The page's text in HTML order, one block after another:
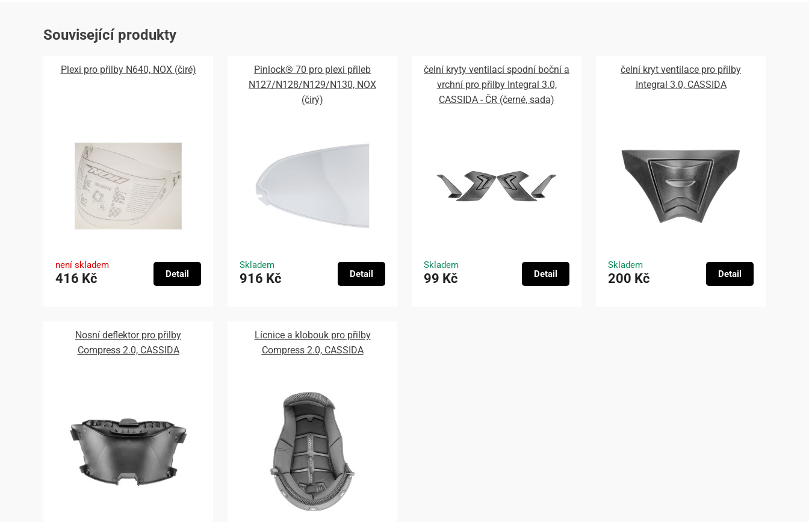
Související produkty
Plexi pro přilby N640, NOX (čiré)
není skladem
416 Kč Detail
Pinlock® 70 pro plexi přileb
N127/N128/N129/N130, NOX
(čirý)
Skladem
916 Kč Detail
čelní kryty ventilací spodní boční a
vrchní pro přilby Integral 3.0,
CASSIDA - ČR (černé, sada)
Skladem
99 Kč Detail
čelní kryt ventilace pro přilby
Integral 3.0, CASSIDA
Skladem
200 Kč Detail
Nosní deflektor pro přilby
Compress 2.0, CASSIDA
Lícnice a klobouk pro přilby
Compress 2.0, CASSIDA